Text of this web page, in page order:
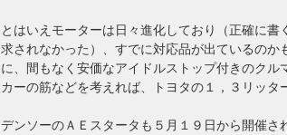
とはいえモーターは日々進化しており（正確に
求されなかった）、すでに対応品が出ているのか
に、間もなく安価なアイドルストップ付きのクル
カーの筋などを考えれば、トヨタの１，３リッタ
デンソーのＡＥスタータも５月１９日から開催さ